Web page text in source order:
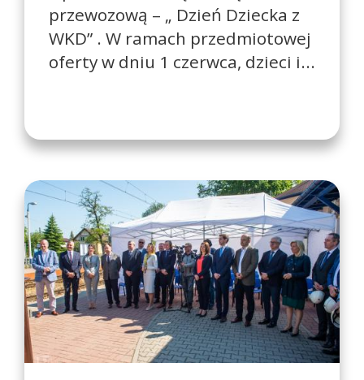
przewozową – „ Dzień Dziecka z
WKD” . W ramach przedmiotowej
oferty w dniu 1 czerwca, dzieci i...